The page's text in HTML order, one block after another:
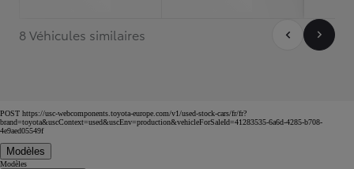
8 Véhicules similaires
POST https://usc-webcomponents.toyota-europe.com/v1/used-stock-cars/fr/fr?
brand=toyota&uscContext=used&uscEnv=production&vehicleForSaleId=41283535-6a6d-4285-b708-
4e9aed05549f
Modèles
Modèles